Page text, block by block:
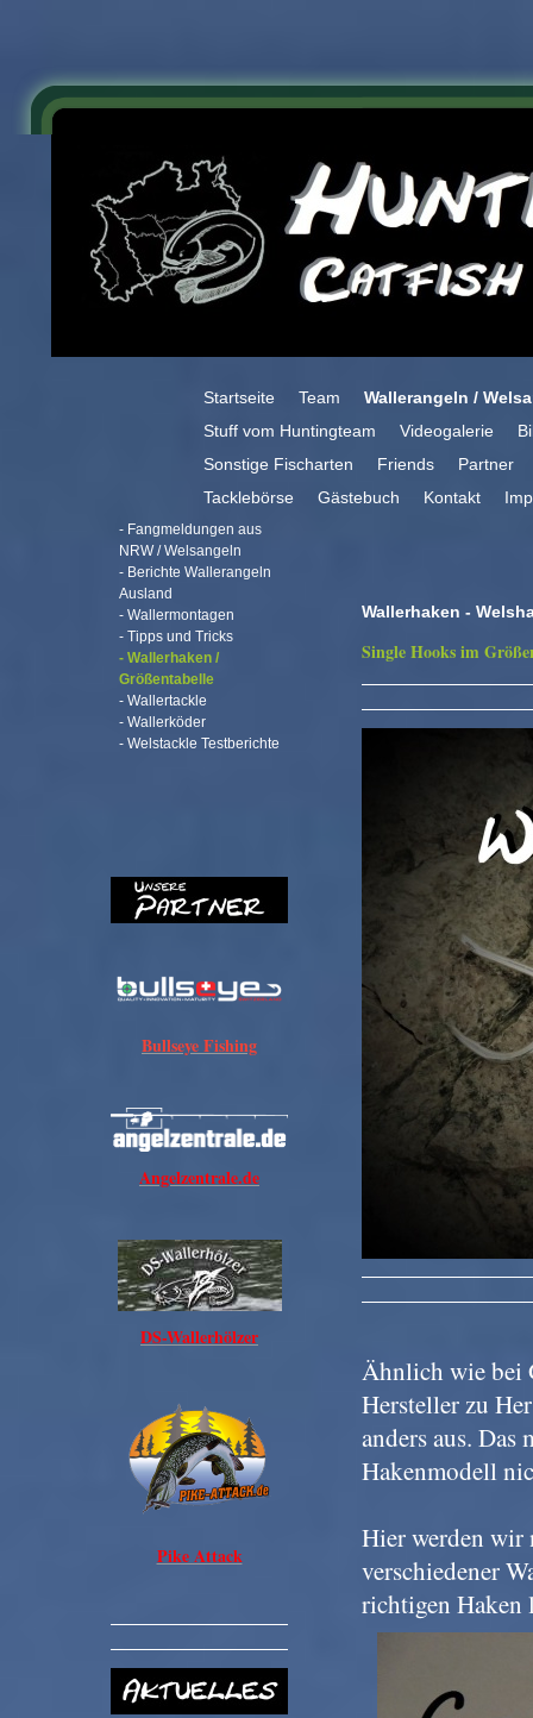
Startseite Team
Wallerangeln /
Stuff vom Huntingteam
Videogalerie
Sonstige Fischarten
Friends
Partner
Tacklebörse
Gästebuch Kontakt
Wallerhaken -
Single Hooks im
Ähnlich wie bei
Hersteller zu
anders aus. Das
Hakenmodell
Hier werden wir
verschiedener
richtigen Haken
- Fangmeldungen aus
NRW / Welsangeln
- Berichte Wallerangeln
Ausland
- Wallermontagen
- Tipps und Tricks
- Wallerhaken /
Größentabelle
- Wallertackle
- Wallerköder
- Welstackle Testberichte
Bullseye Fishing
Angelzentrale.de
DS-Wallerhölzer
Pike Attack